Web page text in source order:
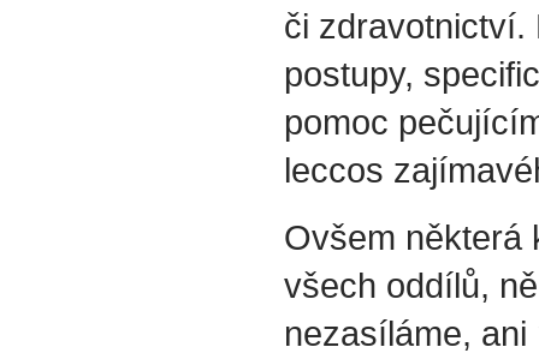
či zdravotnictví.
postupy,
pomoc
leccos
Ovšem některá
všech oddílů,
nezasíláme,